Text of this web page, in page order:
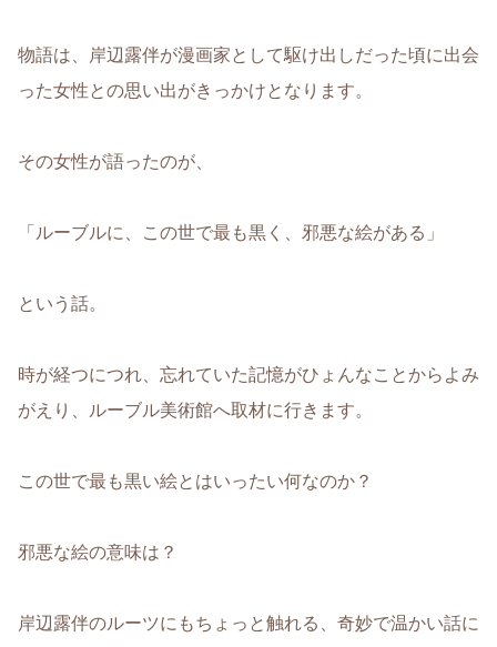
物語は、岸辺露伴が漫画家として駆け出しだった頃に出会
った女性との思い出がきっかけとなります。
その女性が語ったのが、
「ルーブルに、この世で最も黒く、邪悪な絵がある」
という話。
時が経つにつれ、忘れていた記憶がひょんなことからよみ
がえり、ルーブル美術館へ取材に行きます。
この世で最も黒い絵とはいったい何なのか？
邪悪な絵の意味は？
岸辺露伴のルーツにもちょっと触れる、奇妙で温かい話に